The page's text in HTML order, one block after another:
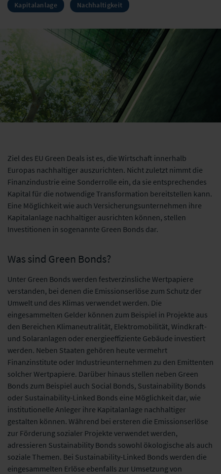
Kapitalanlage Nachhaltigkeit
Ziel des EU Green Deals ist es, die Wirtschaft innerhalb
Europas nachhaltiger auszurichten. Nicht zuletzt nimmt die
Finanzindustrie eine Sonderrolle ein, da sie entsprechendes
Kapital für die notwendige Transformation bereitstellen kann.
Eine Möglichkeit wie auch Versicherungsunternehmen ihre
Kapitalanlage nachhaltiger ausrichten können, stellen
Investitionen in sogenannte Green Bonds dar.
Was sind Green Bonds?
Unter Green Bonds werden festverzinsliche Wertpapiere
verstanden, bei denen die Emissionserlöse zum Schutz der
Umwelt und des Klimas verwendet werden. Die
eingesammelten Gelder können zum Beispiel in Projekte aus
den Bereichen Klimaneutralität, Elektromobilität, Windkraft-
und Solaranlagen oder energieeffiziente Gebäude investiert
werden. Neben Staaten gehören heute vermehrt
Finanzinstitute oder Industrieunternehmen zu den Emittenten
solcher Wertpapiere. Darüber hinaus stellen neben Green
Bonds zum Beispiel auch Social Bonds, Sustainability Bonds
oder Sustainability-Linked Bonds eine Möglichkeit dar, wie
institutionelle Anleger ihre Kapitalanlage nachhaltiger
gestalten können. Während bei ersteren die Emissionserlöse
zur Förderung sozialer Projekte verwendet werden,
adressieren Sustainability Bonds sowohl ökologische als auch
soziale Themen. Bei Sustainability-Linked Bonds werden die
eingesammelten Erlöse ebenfalls zur Umsetzung von